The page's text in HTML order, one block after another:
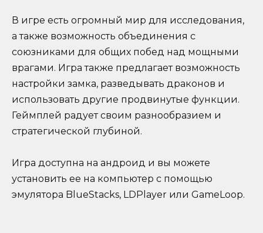
В игре есть огромный мир для исследования,
а также возможность объединения с
союзниками для общих побед над мощными
врагами. Игра также предлагает возможность
настройки замка, разведывать драконов и
использовать другие продвинутые функции.
Геймплей радует своим разнообразием и
стратегической глубиной.
Игра доступна на андроид и вы можете
установить ее на компьютер с помощью
эмулятора BlueStacks, LDPlayer или GameLoop.